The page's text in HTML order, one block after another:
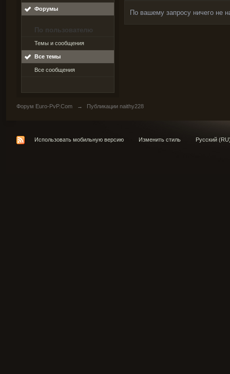
Форумы
По пользователю
Темы и сообщения
Все темы
Все сообщения
По вашему запросу ничего не
Форум Euro-PvP.Com → Публикации naithy228
Использовать мобильную версию Изменить стиль Русский